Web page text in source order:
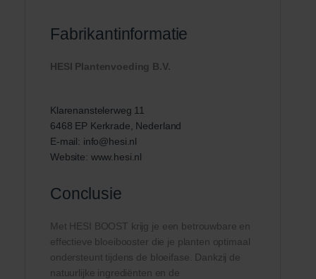
Fabrikantinformatie
HESI Plantenvoeding B.V.
Klarenanstelerweg 11
6468 EP Kerkrade, Nederland
E-mail: info@hesi.nl
Website: www.hesi.nl
Conclusie
Met HESI BOOST krijg je een betrouwbare en
effectieve bloeibooster die je planten optimaal
ondersteunt tijdens de bloeifase. Dankzij de
natuurlijke ingrediënten en de